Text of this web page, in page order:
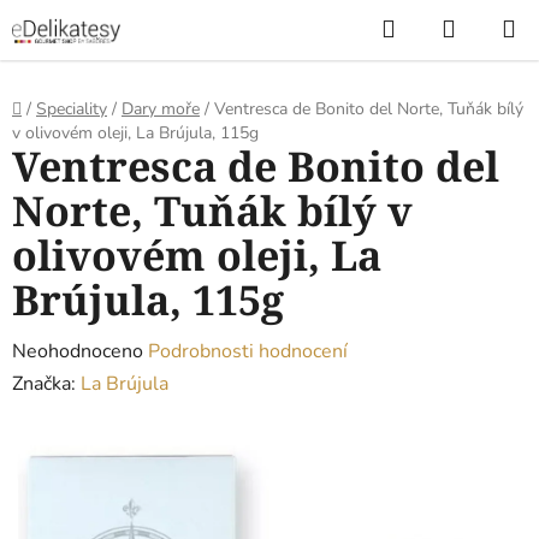
na
obsah
Hledat
KOŠÍK
Domů
/ Speciality / Dary moře / Ventresca de Bonito del Norte, Tuňák bílý
v olivovém oleji, La Brújula, 115g
Ventresca de Bonito del
Norte, Tuňák bílý v
olivovém oleji, La
Brújula, 115g
Průměrné
hodnocení
Neohodnoceno Podrobnosti hodnocení
Značka: La Brújula